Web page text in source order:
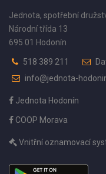
Jednota, spotřební
Národní třída 13
695 01 Hodonín
518 389 211
info@jednota-
Jednota Hodonín
COOP Morava
Vnitřní oznamovací